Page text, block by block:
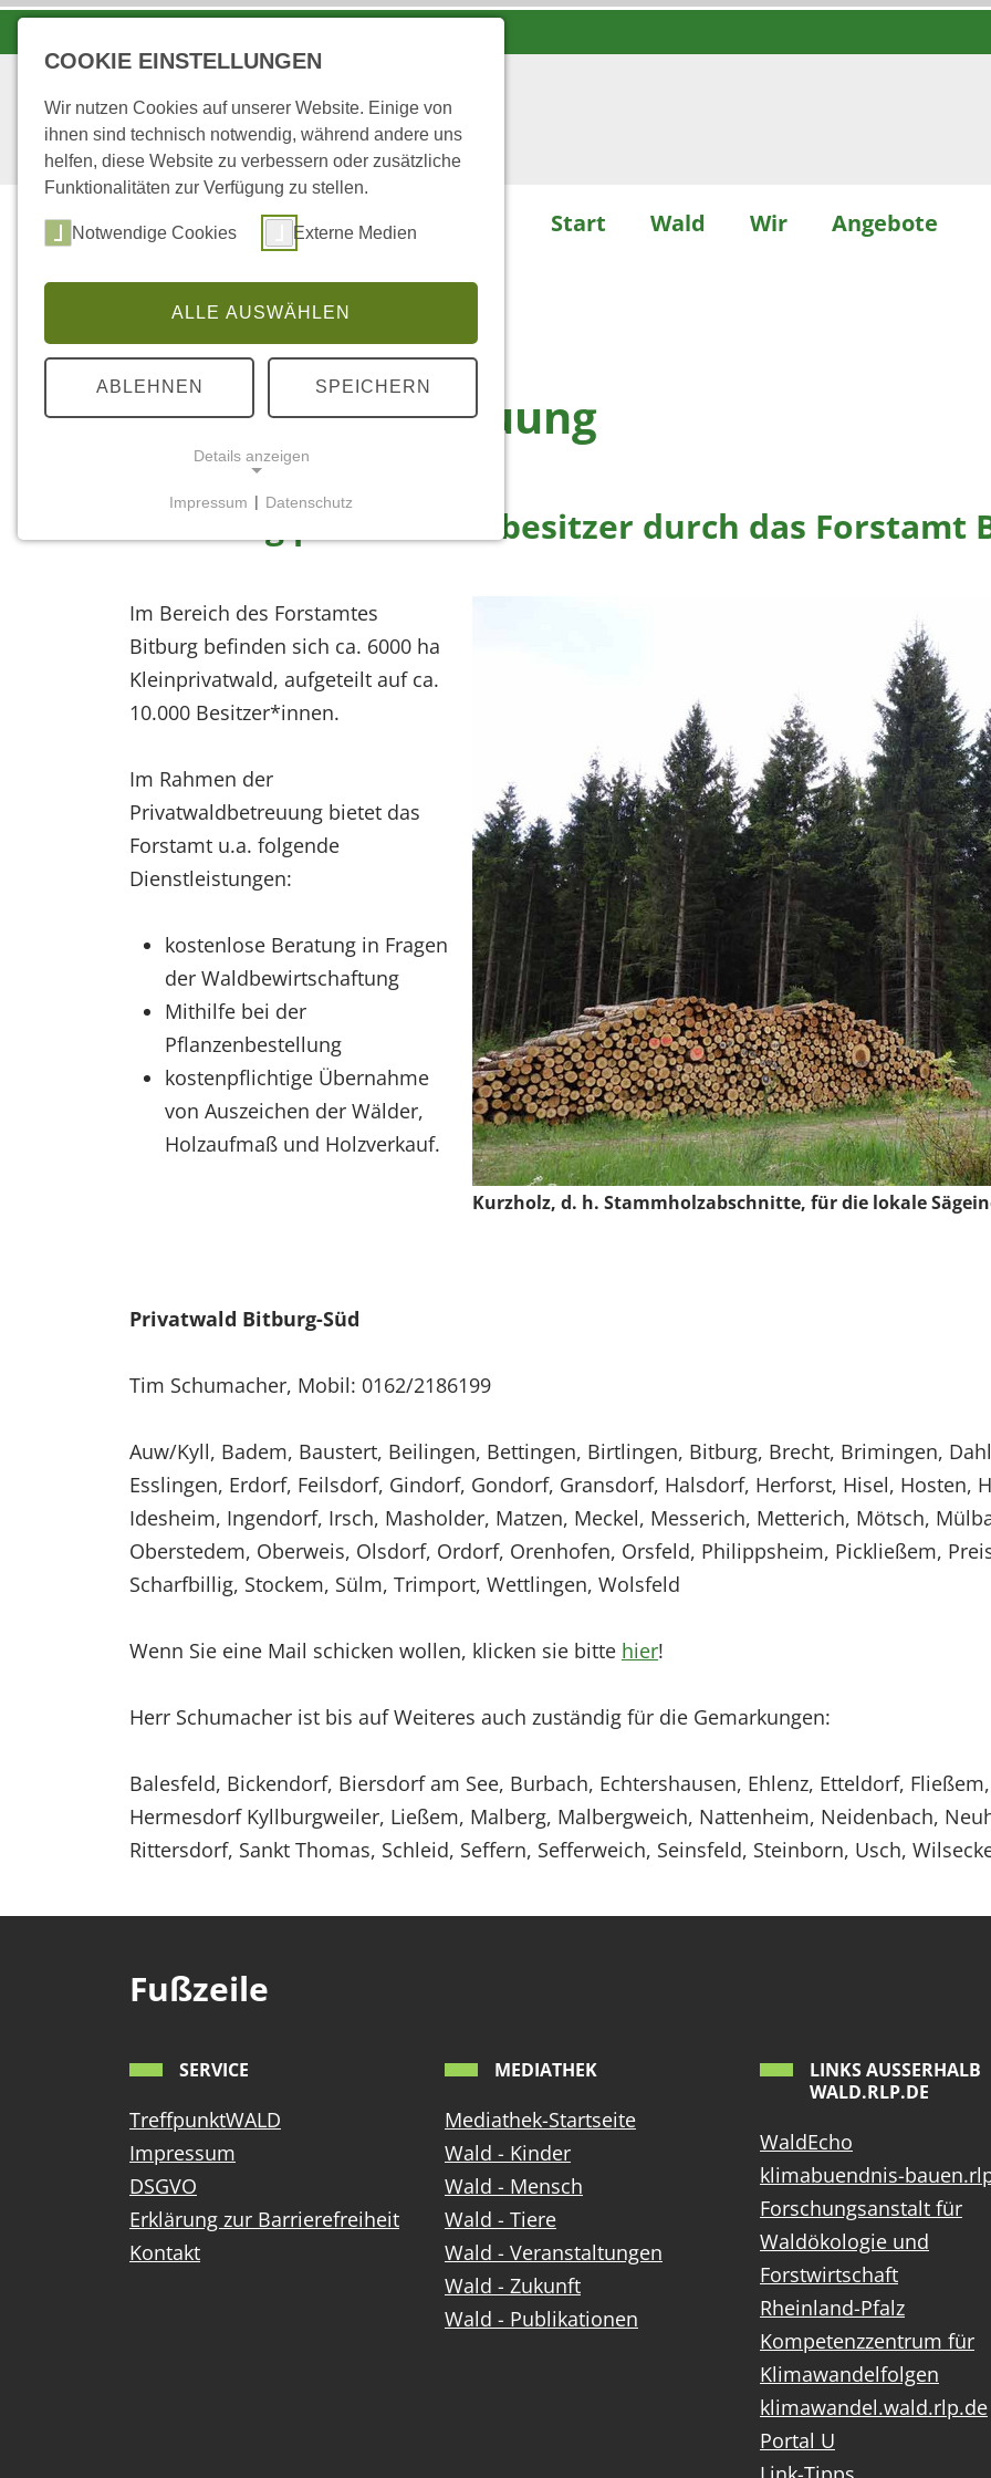
Start Wald Wir Angebote
STARTSEITE ... PRIVATWALDBETREUUNG
Privatwaldbetreuung
Beratung privter Waldbesitzer durch das Forstamt
Kurzholz, d. h. Stammholzabschnitte, für die lokale
Im Bereich des Forstamtes
Bitburg befinden sich ca. 6000 ha
Kleinprivatwald, aufgeteilt auf ca.
10.000 Besitzer*innen.
Im Rahmen der
Privatwaldbetreuung bietet das
Forstamt u.a. folgende
Dienstleistungen:
kostenlose Beratung in Fragen
der Waldbewirtschaftung
Mithilfe bei der
Pflanzenbestellung
kostenpflichtige Übernahme
von Auszeichen der Wälder,
Holzaufmaß und Holzverkauf.
Privatwald Bitburg-Süd
Tim Schumacher, Mobil: 0162/2186199
Auw/Kyll, Badem, Baustert, Beilingen, Bettingen, Birtlingen, Bitburg, Brecht, Brimingen,
Esslingen, Erdorf, Feilsdorf, Gindorf, Gondorf, Gransdorf, Halsdorf, Herforst, Hisel, Hosten,
Idesheim, Ingendorf, Irsch, Masholder, Matzen, Meckel, Messerich, Metterich, Mötsch,
Oberstedem, Oberweis, Olsdorf, Ordorf, Orenhofen, Orsfeld, Philippsheim, Pickließem,
Scharfbillig, Stockem, Sülm, Trimport, Wettlingen, Wolsfeld
Wenn Sie eine Mail schicken wollen, klicken sie bitte hier!
Herr Schumacher ist bis auf Weiteres auch zuständig für die Gemarkungen:
Balesfeld, Bickendorf, Biersdorf am See, Burbach, Echtershausen, Ehlenz, Etteldorf,
Hermesdorf Kyllburgweiler, Ließem, Malberg, Malbergweich, Nattenheim, Neidenbach,
Rittersdorf, Sankt Thomas, Schleid, Seffern, Sefferweich, Seinsfeld, Steinborn, Usch,
Fußzeile
SERVICE
TreffpunktWALD
Impressum
DSGVO
Erklärung zur Barrierefreiheit
Kontakt
MEDIATHEK
Mediathek-Startseite
Wald - Kinder
Wald - Mensch
Wald - Tiere
Wald - Veranstaltungen
Wald - Zukunft
Wald - Publikationen
LINKS AUSSERHALB W
ALD.RLP.DE
WaldEcho
klimabuendnis-
Forschungsanstalt für
Waldökologie und
Forstwirtschaft
Rheinland-Pfalz
Kompetenzzentrum für
Klimawandelfolgen
klimawandel.wald.rlp.de
Portal U
COOKIE EINSTELLUNGEN
Wir nutzen Cookies auf unserer Website. Einige von
ihnen sind technisch notwendig, während andere uns
helfen, diese Website zu verbessern oder zusätzliche
Funktionalitäten zur Verfügung zu stellen.
Notwendige Cookies Externe Medien
ALLE AUSWÄHLEN
ABLEHNEN SPEICHERN
Details anzeigen
der Website erforderlich.
Einverständnis-Cookie
Zweck:
ausgewählten Einverständnis-
Optionen des Benutzers
EXTERNE MEDIEN
Um Inhalte von Videoplattformen und Social Media
Plattformen anzeigen zu können, werden von
diesen externen Medien Cookies gesetzt.
Impressum | Datenschutz